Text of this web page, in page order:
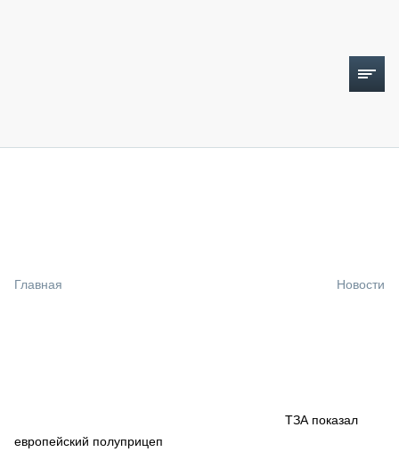
СПЕЦПРОЕКТЫ
Главная Новости
ТЗА показал
европейский полуприцеп